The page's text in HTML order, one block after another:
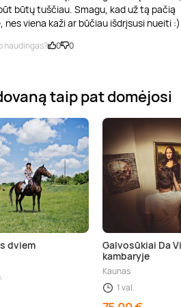
būtų tuščiau. Smagu, kad už tą pačią
nes viena kaži ar būčiau išdrįsusi nueiti :)
naudingas? 0 0
taip pat domėjosi
dviem
Galvosūkiai Da
kambaryje
Kaunas
1 val.